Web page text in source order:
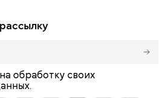
на обработку своих